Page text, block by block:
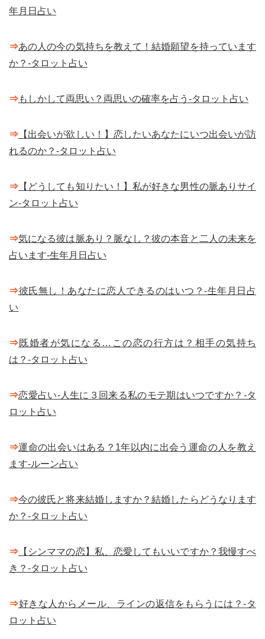
年月日占い
⇒あの人の今の気持ちを教えて！結婚願望を持っています
か？-タロット占い
⇒もしかして両思い？両思いの確率を占う-タロット占い
⇒ 【出会いが欲しい！】恋したいあなたにいつ出会いが訪
れるのか？-タロット占い
⇒ 【どうしても知りたい！】私が好きな男性の脈ありサイ
ン-タロット占い
⇒気になる彼は脈あり？脈なし？彼の本音と二人の未来を
占います-生年月日占い
⇒彼氏無し！あなたに恋人できるのはいつ？-生年月日占
い
⇒既婚者が気になる…この恋の行方は？相手の気持ち
は？-タロット占い
⇒恋愛占い-人生に３回来る私のモテ期はいつですか？-タ
ロット占い
⇒運命の出会いはある？1年以内に出会う運命の人を教え
ます-ルーン占い
⇒今の彼氏と将来結婚しますか？結婚したらどうなります
か？-タロット占い
⇒ 【シンママの恋】私、恋愛してもいいですか？我慢すべ
き？-タロット占い
⇒好きな人からメール、ラインの返信をもらうには？-タ
ロット占い